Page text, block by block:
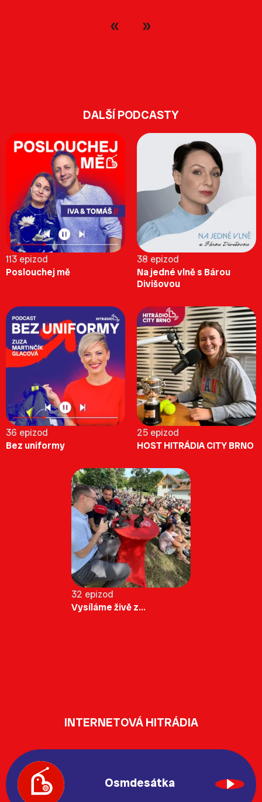
DALŠÍ PODCASTY
113 epizod
Poslouchej mě
38 epizod
Na jedné vlně s Bárou
Divišovou
36 epizod
Bez uniformy
25 epizod
HOST HITRÁDIA CITY BRNO
32 epizod
Vysíláme živě z...
INTERNETOVÁ HITRÁDIA
Osmdesátka